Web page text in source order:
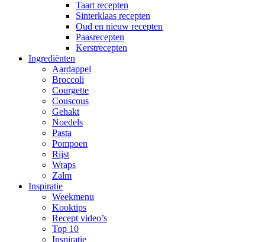
Taart recepten
Sinterklaas recepten
Oud en nieuw recepten
Paasrecepten
Kerstrecepten
Ingrediënten
Aardappel
Broccoli
Courgette
Couscous
Gehakt
Noedels
Pasta
Pompoen
Rijst
Wraps
Zalm
Inspiratie
Weekmenu
Kooktips
Recept video’s
Top 10
Inspiratie